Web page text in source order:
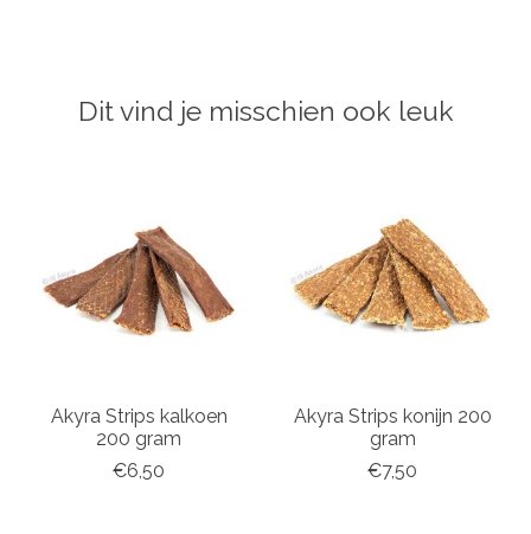
Dit vind je misschien ook leuk
Akyra Strips kalkoen
200 gram
€6,50
Akyra Strips konijn 200
gram
€7,50